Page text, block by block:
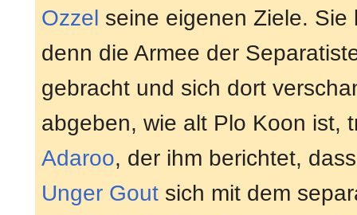
Ozzel seine eigenen Ziele.
denn die Armee der
gebracht und sich dort
abgeben, wie alt Plo Koon ist,
Adaroo, der ihm berichtet,
Unger Gout sich mit dem